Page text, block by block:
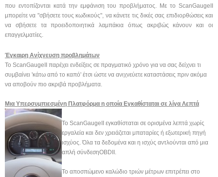
που εντοπίζονται κατά την εμφάνιση του προβλήματος. Με το ScanGaugeII
μπορείτε να "σβήσετε τους κωδικούς", να κάνετε τις δικές σας επιδιορθώσεις και
να σβήσετε τα προειδοποιητικά λαμπάκια όπως ακριβώς κάνουν και οι
επαγγελματίες.
Έγκαιρη Ανίχνευση προβλημάτων
Το ScanGaugeII παρέχει ενδείξεις σε πραγματικό χρόνο για να σας δείχνει τι
συμβαίνει 'κάτω από το καπό' έτσι ώστε να ανιχνεύετε καταστάσεις πριν ακόμα
να αποβούν πιο ακριβά προβλήματα.
Μια Υπερσυμπιεσμένη Πλατφόρμα η οποία Εγκαθίσταται σε λίγα Λεπτά
Το ScanGaugeII εγκαθίσταται σε ορισμένα λεπτά χωρίς
εργαλεία και δεν χρειάζεται μπαταρίες ή εξωτερική πηγή
ισχύος. Όλα τα δεδομένα και η ισχύς αντλούνται από μια
απλή σύνδεσηOBDII.
Το αποσπώμενο καλώδιο τριών μέτρων επιτρέπει στο